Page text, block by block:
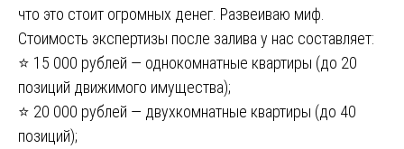
что это стоит огромных денег. Развеиваю миф.
Стоимость экспертизы после залива у нас составляет:
⭐ 15 000 рублей — однокомнатные квартиры (до 20
позиций движимого имущества);
⭐ 20 000 рублей — двухкомнатные квартиры (до 40
позиций);